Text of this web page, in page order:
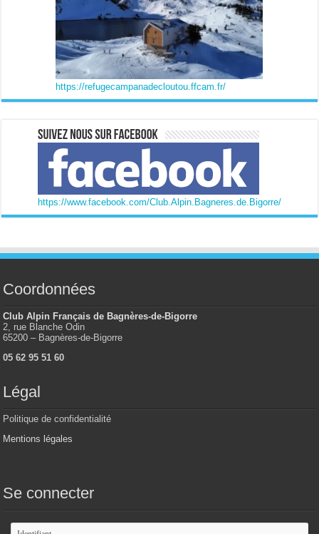
https://refugecampanadecloutou.ffcam.fr/
https://www.facebook.com/Club.Alpin.Bagneres.de.Bigorre/
Coordonnées
Club Alpin Français de Bagnères-de-Bigorre
2, rue Blanche Odin
65200 – Bagnères-de-Bigorre
05 62 95 51 60
Légal
Politique de confidentialité
Mentions légales
Se connecter